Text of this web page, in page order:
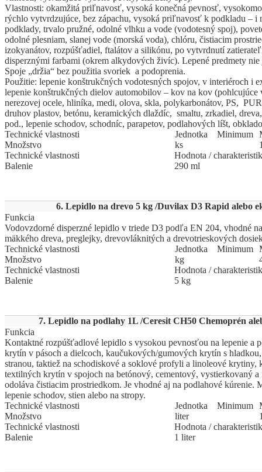
Vlastnosti: okamžitá priľnavosť, vysoká konečná pevnosť,
rýchlo vytvrdzujúce, bez zápachu, vysoká priľnavosť k podkladu – i
podklady, trvalo pružné, odolné vlhku a vode (vodotesný spoj),
odolné plesniam, slanej vode (morská voda), chlóru, čistiacim
izokyanátov, rozpúšťadiel, ftalátov a silikónu, po vytvrdnutí
disperznými farbami (okrem alkydových živíc). Lepené predmety
Spoje „držia“ bez použitia svoriek a podoprenia.
Použitie: lepenie konštrukčných vodotesných spojov, v interiéroch i
lepenie konštrukčných dielov automobilov – kov na kov (pohlcujúce
nerezovej ocele, hliníka, medi, olova, skla, polykarbonátov, PS,
druhov plastov, betónu, keramických dlaždíc, smaltu, zrkadiel,
pod., lepenie schodov, schodníc, parapetov, podlahových líšt,
Technické vlastnosti
Jed­not­ka Mi­ni­mum
Množstvo
ks
Technické vlastnosti
Hodnota /
Balenie
290 ml
6. Lepidlo na drevo 5 kg /Duvilax D3 Rapid alebo
Funkcia
Vodovzdorné disperzné lepidlo v triede D3 podľa EN 204, vhodné
mäkkého dreva, preglejky, drevovláknitých a drevotrieskových
Technické vlastnosti
Jed­not­ka Mi­ni­mum
Množstvo
kg
Technické vlastnosti
Hodnota /
Balenie
5 kg
7. Lepidlo na podlahy 1L /Ceresit CH50 Chemoprén
Funkcia
Kontaktné rozpúšťadlové lepidlo s vysokou pevnosťou na lepenie a
krytín v pásoch a dielcoch, kaučukových/gumových krytín s
stranou, taktiež na schodiskové a soklové profyli a linoleové krytiny,
textilných krytín v spojoch na betónový, cementový, vystierkovaný
odoláva čistiacim prostriedkom. Je vhodné aj na podlahové kúrenie.
lepenie schodov, stien alebo na stropy.
Technické vlastnosti
Jed­not­ka Mi­ni­mum
Množstvo
liter
Technické vlastnosti
Hodnota /
Balenie
1 liter